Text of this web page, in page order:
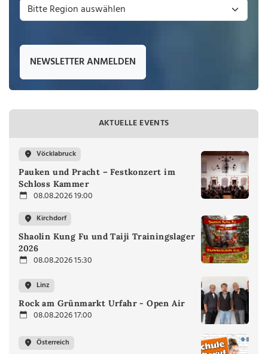
NEWSLETTER ANMELDEN
AKTUELLE EVENTS
Vöcklabruck
Pauken und Pracht – Festkonzert im
Schloss Kammer
08.08.2026 19:00
Kirchdorf
Shaolin Kung Fu und Taiji Trainingslager
2026
08.08.2026 15:30
Linz
Rock am Grünmarkt Urfahr - Open Air
08.08.2026 17:00
Österreich